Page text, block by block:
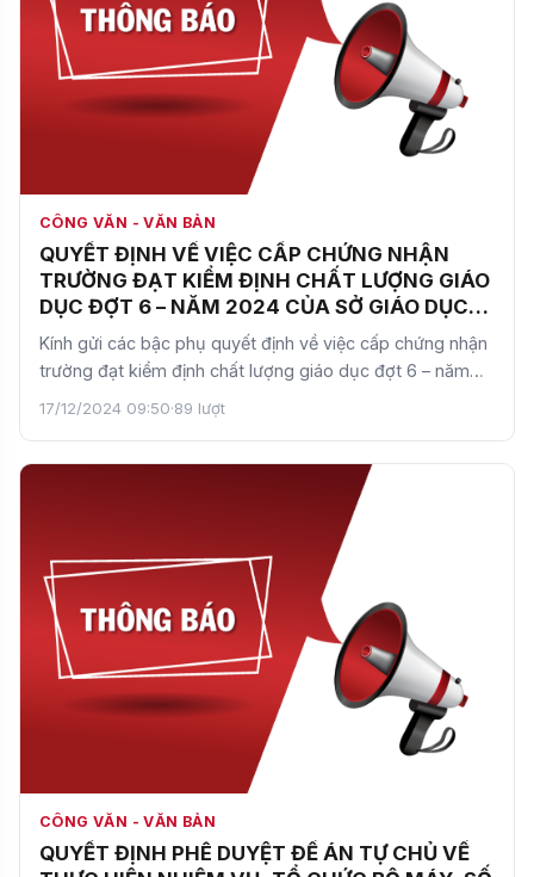
CÔNG VĂN - VĂN BẢN
QUYẾT ĐỊNH VỀ VIỆC CẤP CHỨNG NHẬN
TRƯỜNG ĐẠT KIỂM ĐỊNH CHẤT LƯỢNG GIÁO
DỤC ĐỢT 6 – NĂM 2024 CỦA SỞ GIÁO DỤC
VÀ ĐÀO TẠO HÀ NỘI
Kính gửi các bậc phụ quyết định về việc cấp chứng nhận
trường đạt kiểm định chất lượng giáo dục đợt 6 – năm
20…
17/12/2024 09:50·89 lượt
CÔNG VĂN - VĂN BẢN
QUYẾT ĐỊNH PHÊ DUYỆT ĐỀ ÁN TỰ CHỦ VỀ